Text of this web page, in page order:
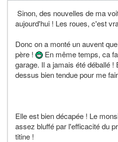
Sinon, des nouvelles de ma
aujourd'hui ! Les roues, c'est
Donc on a monté un auvent
père !
En même temps, ca
garage. Il a jamais été déballé
dessus bien tendue pour me
Elle est bien décapée ! Le
assez bluffé par l'efficacité du
titine !